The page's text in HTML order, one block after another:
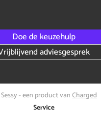
Doe de keuzehulp
adviesgesprek
- een product vanCharged
Service